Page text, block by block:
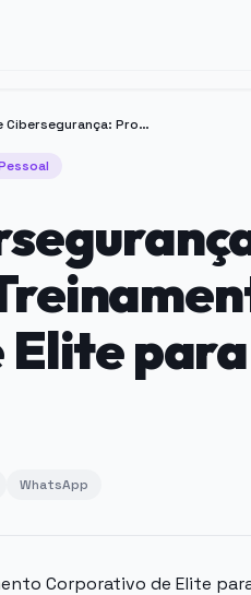
Cursos de Cibersegurança: Programas de Treinamento Corporativo de Elite para 2026
WhatsApp